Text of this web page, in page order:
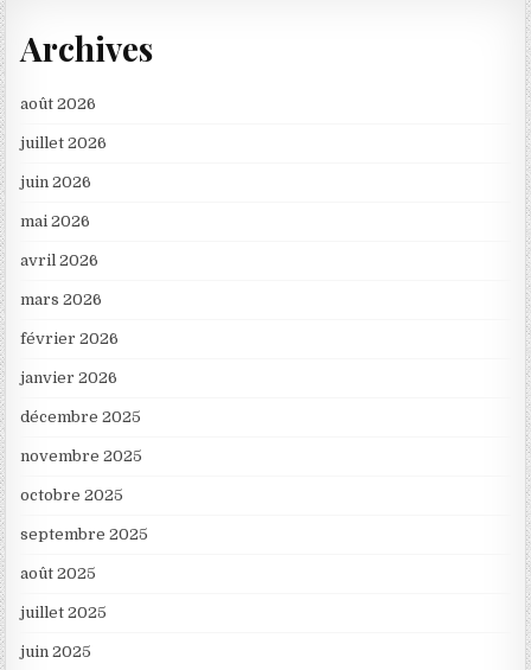
Archives
août 2026
juillet 2026
juin 2026
mai 2026
avril 2026
mars 2026
février 2026
janvier 2026
décembre 2025
novembre 2025
octobre 2025
septembre 2025
août 2025
juillet 2025
juin 2025